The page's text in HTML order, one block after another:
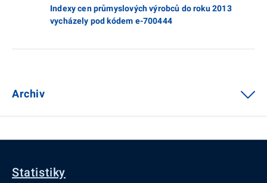
Indexy cen průmyslových výrobců do roku 2013
vycházely pod kódem e-700444
Archiv
Statistiky